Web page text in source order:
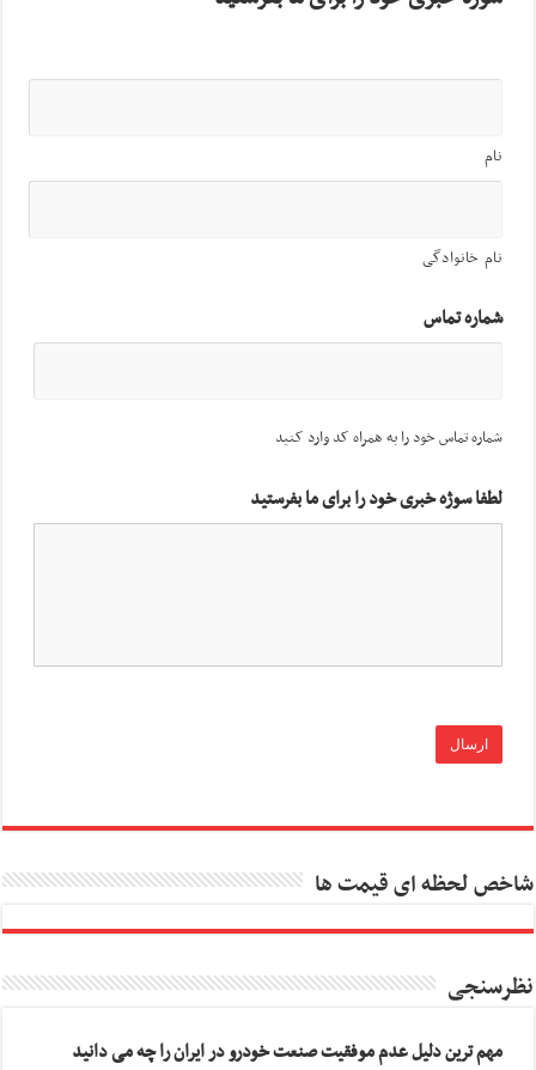
نام
نام خانوادگی
شماره تماس
شماره تماس خود را به همراه کد وارد کنید
لطفا سوژه خبری خود را برای ما بفرستید
شاخص لحظه ای قیمت ها
نظرسنجی
مهم ترین دلیل عدم موفقیت صنعت خودرو در ایران را چه می دانید